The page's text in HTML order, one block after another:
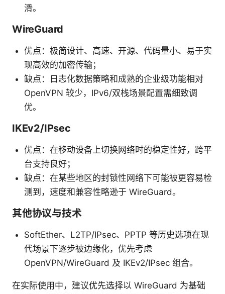
滑。
WireGuard
优点：极简设计、高速、开源、代码量小、易于实
现高效的加密传输；
缺点：日志化数据策略和成熟的企业级功能相对
OpenVPN 较少，IPv6/双栈场景配置需细致调
优。
IKEv2/IPsec
优点：在移动设备上切换网络时的稳定性好，跨平
台支持良好；
缺点：在某些地区的封锁性网络下可能被更容易检
测到，速度和兼容性略逊于 WireGuard。
其他协议与技术
SoftEther、L2TP/IPsec、PPTP 等历史选项在现
代场景下逐步被边缘化，优先考虑
OpenVPN/WireGuard 及 IKEv2/IPsec 组合。
在实际使用中，建议优先选择以 WireGuard 为基础